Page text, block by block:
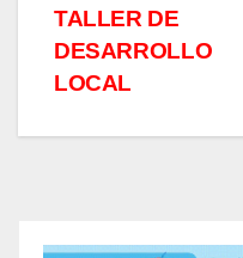
TALLER DE
DESARROLLO
LOCAL